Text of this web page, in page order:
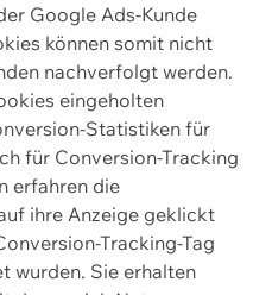
Google Ads-Kunde
können somit nicht
nachverfolgt werden.
eingeholten
Statistiken für
für Conversion-Tracking
erfahren die
ihre Anzeige geklickt
Tracking-Tag
wurden. Sie erhalten